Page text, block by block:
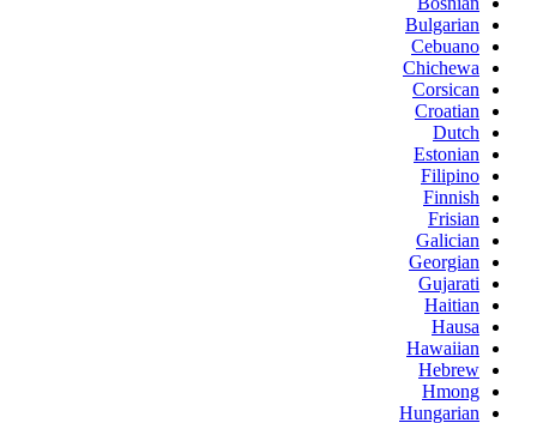
Bulgarian
Cebuano
Chichewa
Corsican
Croatian
Dutch
Estonian
Filipino
Finnish
Frisian
Galician
Georgian
Gujarati
Haitian
Hausa
Hawaiian
Hebrew
Hmong
Hungarian